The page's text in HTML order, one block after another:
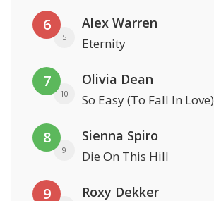
6
5
Alex Warren
Eternity
7
10
Olivia Dean
So Easy (To Fall In Love)
8
9
Sienna Spiro
Die On This Hill
9 Roxy Dekker